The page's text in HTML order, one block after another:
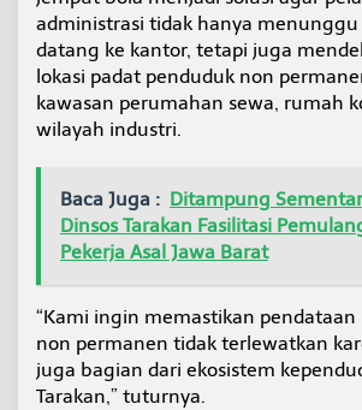
administrasi tidak hanya
datang ke kantor, tetapi juga
lokasi padat penduduk non
kawasan perumahan sewa, rumah
wilayah industri.
Baca Juga : Ditampung
Dinsos Tarakan Fasilitasi
Pekerja Asal Jawa Barat
“Kami ingin memastikan pendataan
non permanen tidak terlewatkan
juga bagian dari ekosistem
Tarakan,” tuturnya.